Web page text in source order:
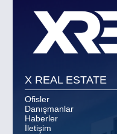
X REAL ESTATE
Ofisler
Danışmanlar
Haberler
İletişim